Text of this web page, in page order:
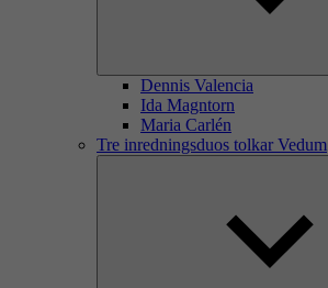
Dennis Valencia
Ida Magntorn
Maria Carlén
Tre inredningsduos tolkar Vedum